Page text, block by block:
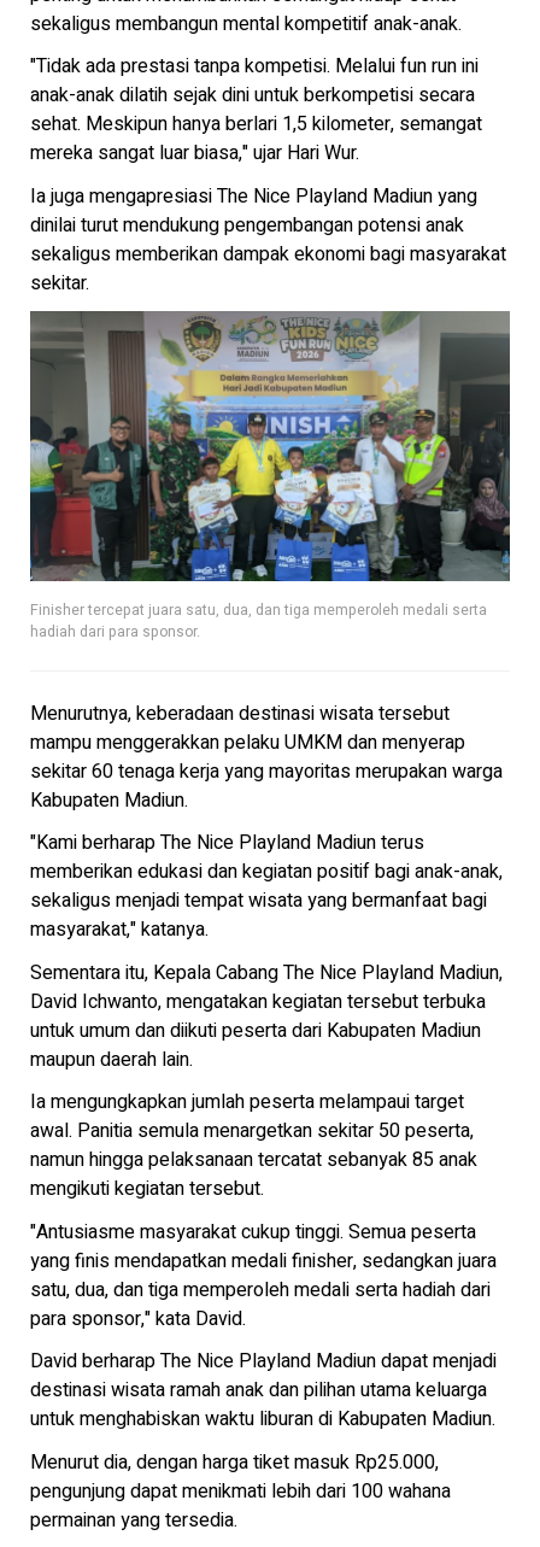
sekaligus membangun mental kompetitif anak-anak.
"Tidak ada prestasi tanpa kompetisi. Melalui fun run ini
anak-anak dilatih sejak dini untuk berkompetisi secara
sehat. Meskipun hanya berlari 1,5 kilometer, semangat
mereka sangat luar biasa," ujar Hari Wur.
Ia juga mengapresiasi The Nice Playland Madiun yang
dinilai turut mendukung pengembangan potensi anak
sekaligus memberikan dampak ekonomi bagi masyarakat
sekitar.
Finisher tercepat juara satu, dua, dan tiga memperoleh medali serta
hadiah dari para sponsor.
Menurutnya, keberadaan destinasi wisata tersebut
mampu menggerakkan pelaku UMKM dan menyerap
sekitar 60 tenaga kerja yang mayoritas merupakan warga
Kabupaten Madiun.
"Kami berharap The Nice Playland Madiun terus
memberikan edukasi dan kegiatan positif bagi anak-anak,
sekaligus menjadi tempat wisata yang bermanfaat bagi
masyarakat," katanya.
Sementara itu, Kepala Cabang The Nice Playland Madiun,
David Ichwanto, mengatakan kegiatan tersebut terbuka
untuk umum dan diikuti peserta dari Kabupaten Madiun
maupun daerah lain.
Ia mengungkapkan jumlah peserta melampaui target
awal. Panitia semula menargetkan sekitar 50 peserta,
namun hingga pelaksanaan tercatat sebanyak 85 anak
mengikuti kegiatan tersebut.
"Antusiasme masyarakat cukup tinggi. Semua peserta
yang finis mendapatkan medali finisher, sedangkan juara
satu, dua, dan tiga memperoleh medali serta hadiah dari
para sponsor," kata David.
David berharap The Nice Playland Madiun dapat menjadi
destinasi wisata ramah anak dan pilihan utama keluarga
untuk menghabiskan waktu liburan di Kabupaten Madiun.
Menurut dia, dengan harga tiket masuk Rp25.000,
pengunjung dapat menikmati lebih dari 100 wahana
permainan yang tersedia.